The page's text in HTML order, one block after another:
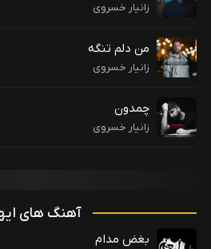
زانیار خسروی
من دلم تنگه
زانیار خسروی
چمدون
زانیار خسروی
آهنگ های
بغض مدام